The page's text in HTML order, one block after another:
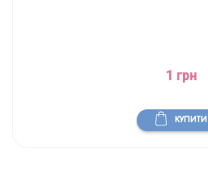
1 грн
КУПИТИ